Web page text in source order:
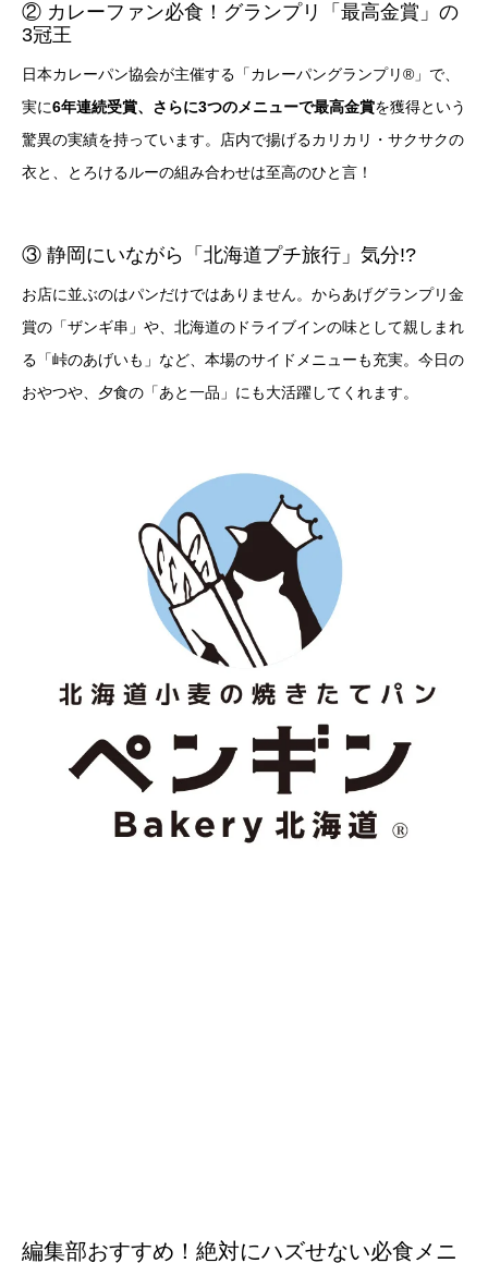
② カレーファン必食！グランプリ「最高金賞」の
3冠王
日本カレーパン協会が主催する「カレーパングランプリ®」で、
実に6年連続受賞、さらに3つのメニューで最高金賞を獲得という
驚異の実績を持っています。店内で揚げるカリカリ・サクサクの
衣と、とろけるルーの組み合わせは至高のひと言！
③ 静岡にいながら「北海道プチ旅行」気分!?
お店に並ぶのはパンだけではありません。からあげグランプリ金
賞の「ザンギ串」や、北海道のドライブインの味として親しまれ
る「峠のあげいも」など、本場のサイドメニューも充実。今日の
おやつや、夕食の「あと一品」にも大活躍してくれます。
編集部おすすめ！絶対にハズせない必食メニ